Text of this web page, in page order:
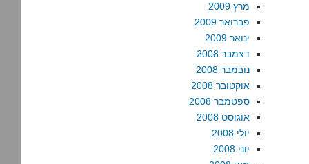
מרץ 2009
פברואר 2009
ינואר 2009
דצמבר 2008
נובמבר 2008
אוקטובר 2008
ספטמבר 2008
אוגוסט 2008
יולי 2008
יוני 2008